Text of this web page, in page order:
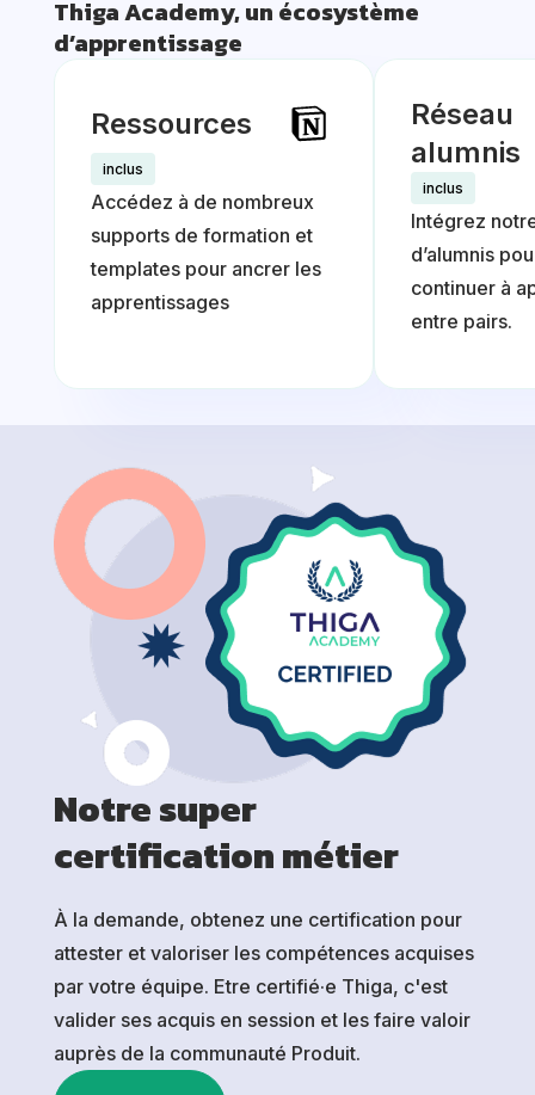
Thiga Academy, un écosystème
d’apprentissage
Ressources
inclus
Accédez à de nombreux
supports de formation et
templates pour ancrer les
apprentissages
Réseau
alumnis
inclus
Intégrez
d’alumnis
continuer à
entre pairs.
Notre super
certification métier
À la demande, obtenez une certification pour
attester et valoriser les compétences acquises
par votre équipe. Etre certifié·e Thiga, c'est
valider ses acquis en session et les faire valoir
auprès de la communauté Produit.